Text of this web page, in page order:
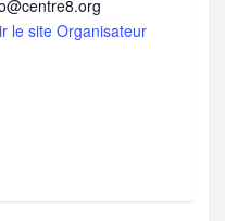
le site Organisateur